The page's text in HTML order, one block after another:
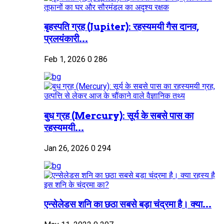
बृहस्पति ग्रह (Jupiter): रहस्यमयी गैस दानव,
प्रलयंकारी...
Feb 1, 2026 0 286
बुध ग्रह (Mercury): सूर्य के सबसे पास का
रहस्यमयी...
Jan 26, 2026 0 294
एन्सेलेडस शनि का छठा सबसे बड़ा चंद्रमा है। क्या...